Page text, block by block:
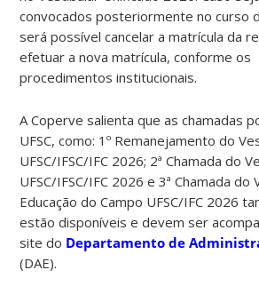
convocados posteriormente no curso
será possível cancelar a matrícula da
efetuar a nova matrícula, conforme os
procedimentos institucionais.
A Coperve salienta que as chamadas
UFSC, como: 1º Remanejamento do
UFSC/IFSC/IFC 2026; 2ª Chamada do
UFSC/IFSC/IFC 2026 e 3ª Chamada do
Educação do Campo UFSC/IFC 2026
estão disponíveis e devem ser
site do Departamento de
(DAE).